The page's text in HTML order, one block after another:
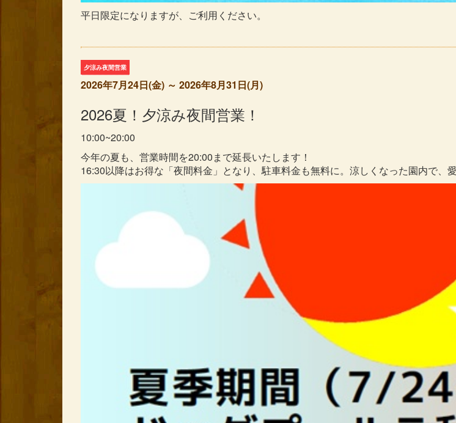
平日限定になりますが、ご利用ください。
夕涼み夜間営業
2026年7月24日(金) ～ 2026年8月31日(月)
2026夏！夕涼み夜間営業！
10:00~20:00
今年の夏も、営業時間を20:00まで延長いたします！
16:30以降はお得な「夜間料金」となり、駐車料金も無料に。涼しくなった園内で、